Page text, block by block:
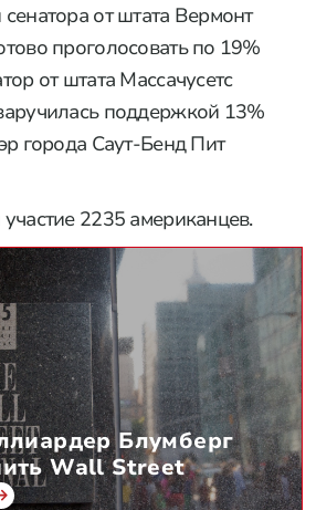
от штата Вермонт
проголосовать по 19%
от штата Массачусетс
поддержкой 13%
города Саут-Бенд Пит
2235 американцев.
Блумберг
Wall Street